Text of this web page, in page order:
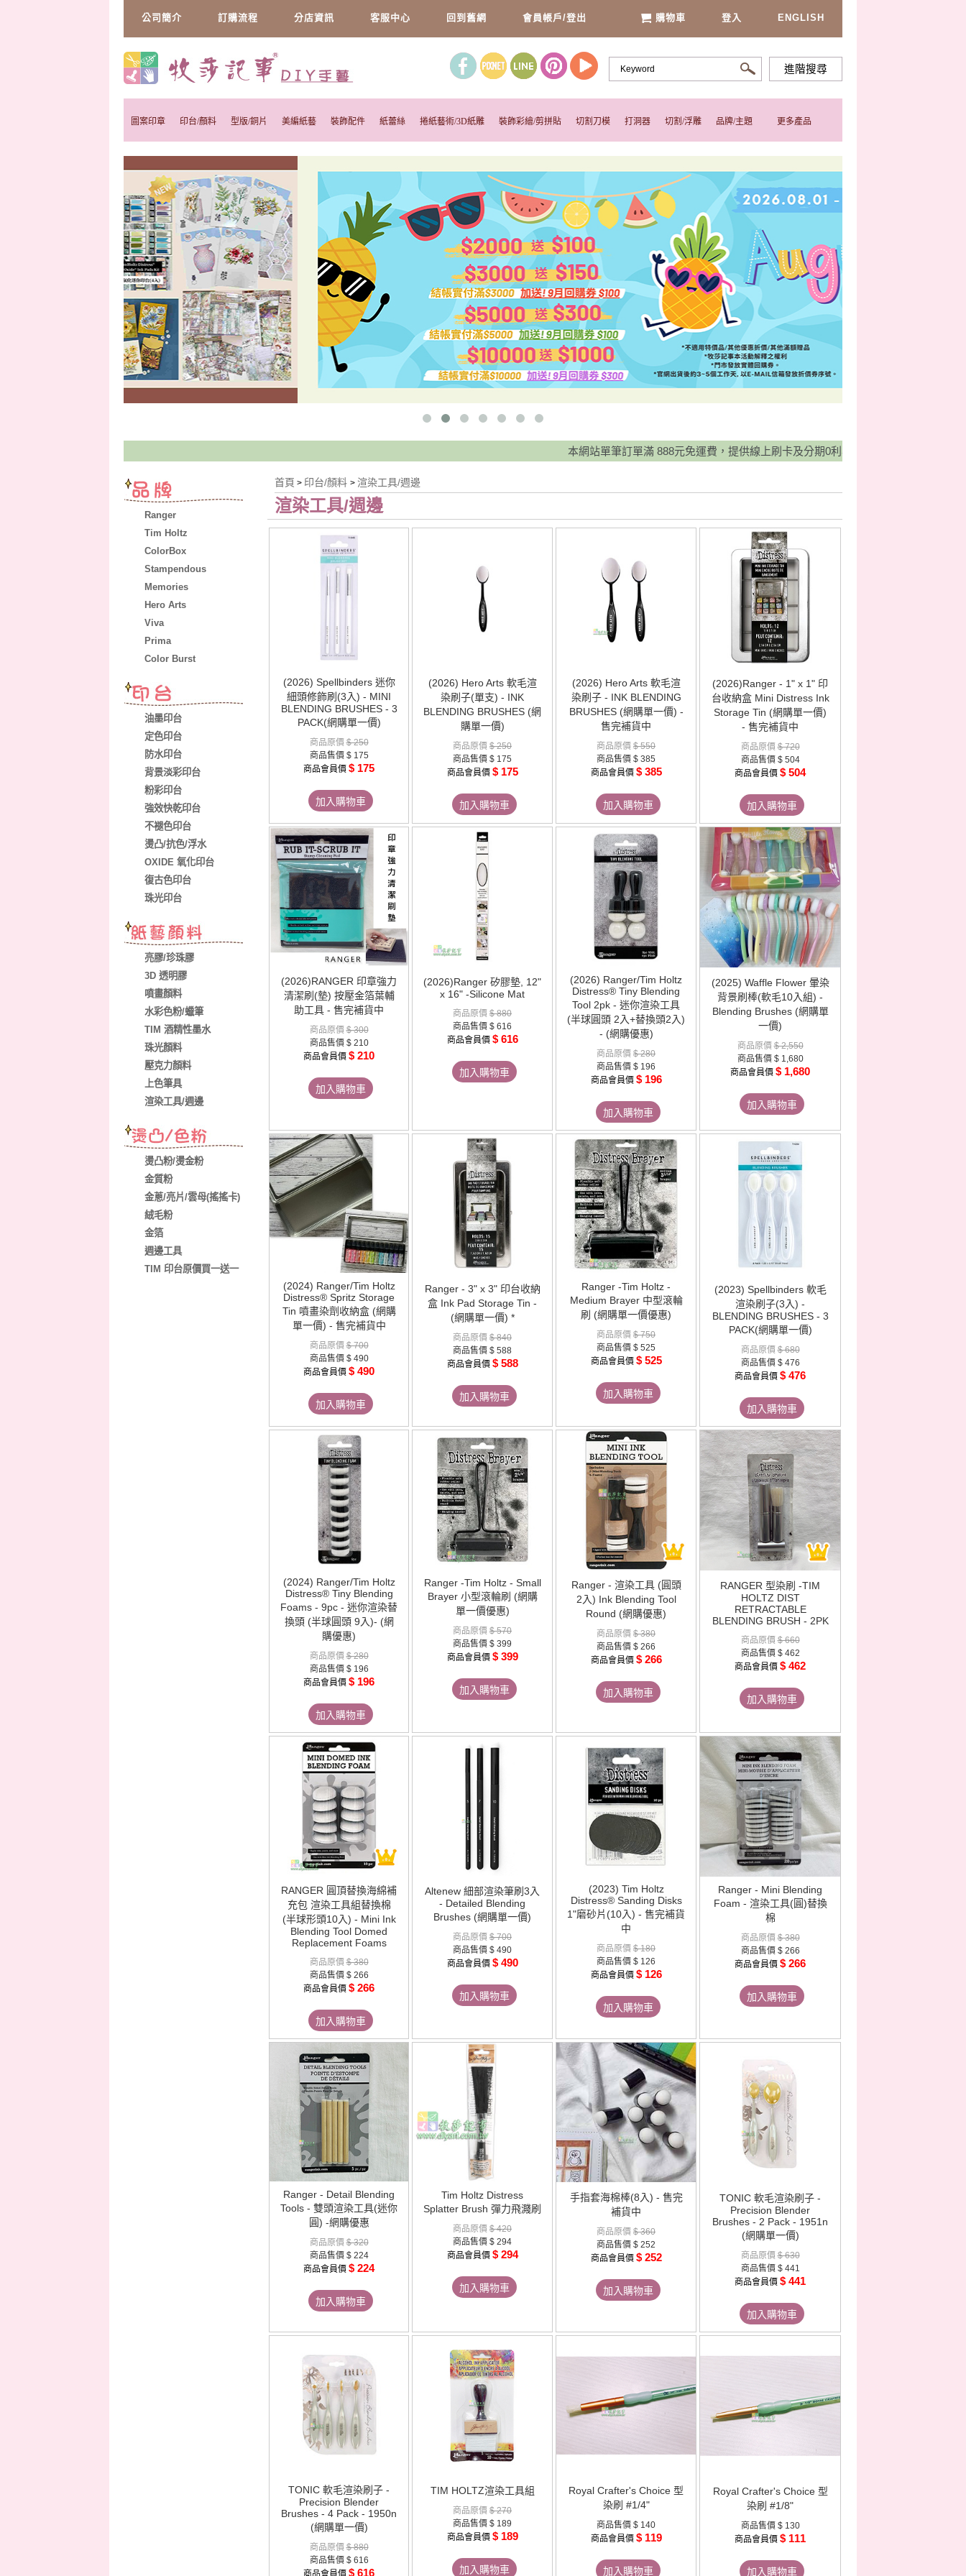
公司簡介 訂購流程 分店資訊 客服中心 回到舊網 會員帳戶/登出 購物車 登入 ENGLISH
進階搜尋
圖案印章 印台/顏料 型版/銅片 美編紙藝 裝飾配件 紙蕾絲 捲紙藝術/3D紙雕 裝飾彩繪/剪拼貼 切割刀模 打洞器 切割/浮雕 品牌/主題 更多產品
本網站單筆訂單滿 888元免運費，提供線上刷卡及分期0利率服務，並有宅配貨到付款方式，歡
Ranger
Tim Holtz
ColorBox
Stampendous
Memories
Hero Arts
Viva
Prima
Color Burst
油墨印台
定色印台
防水印台
背景淡彩印台
粉彩印台
強效快乾印台
不褪色印台
燙凸/抗色/浮水
OXIDE 氧化印台
復古色印台
珠光印台
亮膠/珍珠膠
3D 透明膠
噴畫顏料
水彩色粉/蠟筆
TIM 酒精性墨水
珠光顏料
壓克力顏料
上色筆具
渲染工具/週邊
燙凸粉/燙金粉
金質粉
金蔥/亮片/雲母(搖搖卡)
絨毛粉
金箔
週邊工具
TIM 印台原價買一送一
首頁 > 印台/顏料 > 渲染工具/週邊
渲染工具/週邊
(2026) Spellbinders 迷你
細頭修飾刷(3入) - MINI
BLENDING BRUSHES - 3
PACK(網購單一價)
商品原價$ 250
商品售價 $ 175
商品會員價 $ 175
加入購物車
(2026) Hero Arts 軟毛渲
染刷子(單支) - INK
BLENDING BRUSHES (網
購單一價)
商品原價 $ 250
商品售價 $ 175
商品會員價 $ 175
加入購物車
(2026) Hero Arts 軟毛渲
染刷子 - INK BLENDING
BRUSHES (網購單一價) -
售完補貨中
商品原價 $ 550
商品售價 $ 385
商品會員價 $ 385
加入購物車
(2026)Ranger - 1" x 1" 印
台收納盒 Mini Distress Ink
Storage Tin (網購單一價)
- 售完補貨中
商品原價$ 720
商品售價 $ 504
商品會員價 $ 504
加入購物車
(2026)RANGER 印章強力
清潔刷(墊) 按壓金箔葉輔
助工具 - 售完補貨中
商品原價$ 300
商品售價 $ 210
商品會員價 $ 210
加入購物車
(2026)Ranger 矽膠墊, 12"
x 16" -Silicone Mat
商品原價 $ 880
商品售價 $ 616
商品會員價 $ 616
加入購物車
(2026) Ranger/Tim Holtz
Distress® Tiny Blending
Tool 2pk - 迷你渲染工具
(半球圓頭 2入+替換頭2入)
- (網購優惠)
商品原價 $ 280
商品售價 $ 196
商品會員價 $ 196
加入購物車
(2025) Waffle Flower 暈染
背景刷棒(軟毛10入組) -
Blending Brushes (網購單
一價)
商品原價$ 2,550
商品售價 $ 1,680
商品會員價 $ 1,680
加入購物車
(2024) Ranger/Tim Holtz
Distress® Spritz Storage
Tin 噴畫染劑收納盒 (網購
單一價) - 售完補貨中
商品原價$ 700
商品售價 $ 490
商品會員價 $ 490
加入購物車
Ranger - 3" x 3" 印台收納
盒 Ink Pad Storage Tin -
(網購單一價) *
商品原價 $ 840
商品售價 $ 588
商品會員價 $ 588
加入購物車
Ranger -Tim Holtz -
Medium Brayer 中型滾輪
刷 (網購單一價優惠)
商品原價 $ 750
商品售價 $ 525
商品會員價 $ 525
加入購物車
(2023) Spellbinders 軟毛
渲染刷子(3入) -
BLENDING BRUSHES - 3
PACK(網購單一價)
商品原價$ 680
商品售價 $ 476
商品會員價 $ 476
加入購物車
(2024) Ranger/Tim Holtz
Distress® Tiny Blending
Foams - 9pc - 迷你渲染替
換頭 (半球圓頭 9入)- (網
購優惠)
商品原價$ 280
商品售價 $ 196
商品會員價 $ 196
加入購物車
Ranger -Tim Holtz - Small
Brayer 小型滾輪刷 (網購
單一價優惠)
商品原價 $ 570
商品售價 $ 399
商品會員價 $ 399
加入購物車
Ranger - 渲染工具 (圓頭
2入) Ink Blending Tool
Round (網購優惠)
商品原價 $ 380
商品售價 $ 266
商品會員價 $ 266
加入購物車
RANGER 型染刷 -TIM
HOLTZ DIST
RETRACTABLE
BLENDING BRUSH - 2PK
商品原價$ 660
商品售價 $ 462
商品會員價 $ 462
加入購物車
RANGER 圓頂替換海綿補
充包 渲染工具組替換棉
(半球形頭10入) - Mini Ink
Blending Tool Domed
Replacement Foams
商品原價$ 380
商品售價 $ 266
商品會員價 $ 266
加入購物車
Altenew 細部渲染筆刷3入
- Detailed Blending
Brushes (網購單一價)
商品原價 $ 700
商品售價 $ 490
商品會員價 $ 490
加入購物車
(2023) Tim Holtz
Distress® Sanding Disks
1"磨砂片(10入) - 售完補貨
中
商品原價 $ 180
商品售價 $ 126
商品會員價 $ 126
加入購物車
Ranger - Mini Blending
Foam - 渲染工具(圓)替換
棉
商品原價$ 380
商品售價 $ 266
商品會員價 $ 266
加入購物車
Ranger - Detail Blending
Tools - 雙頭渲染工具(迷你
圓) -網購優惠
商品原價$ 320
商品售價 $ 224
商品會員價 $ 224
加入購物車
Tim Holtz Distress
Splatter Brush 彈力飛濺刷
商品原價 $ 420
商品售價 $ 294
商品會員價 $ 294
加入購物車
手指套海棉棒(8入) - 售完
補貨中
商品原價 $ 360
商品售價 $ 252
商品會員價 $ 252
加入購物車
TONIC 軟毛渲染刷子 -
Precision Blender
Brushes - 2 Pack - 1951n
(網購單一價)
商品原價$ 630
商品售價 $ 441
商品會員價 $ 441
加入購物車
TONIC 軟毛渲染刷子 -
Precision Blender
Brushes - 4 Pack - 1950n
(網購單一價)
商品原價$ 880
商品售價 $ 616
商品會員價 $ 616
TIM HOLTZ渲染工具組
商品原價 $ 270
商品售價 $ 189
商品會員價 $ 189
加入購物車
Royal Crafter's Choice 型
染刷 #1/4"
商品售價 $ 140
商品會員價 $ 119
加入購物車
Royal Crafter's Choice 型
染刷 #1/8"
商品售價 $ 130
商品會員價 $ 111
加入購物車